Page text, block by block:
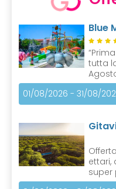
Blue
tutta
01/08/2026 - 31/08/
ettari,
super